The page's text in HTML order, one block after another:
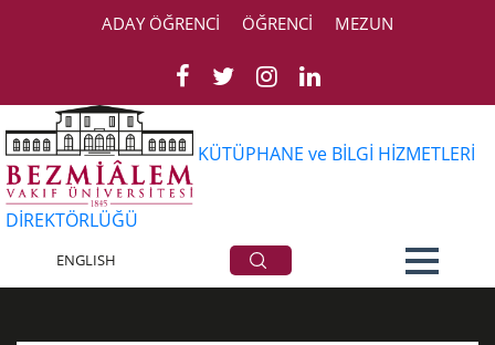
ADAY ÖĞRENCİ ÖĞRENCİ MEZUN
KÜTÜPHANE ve BİLGİ HİZMETLERİ
DİREKTÖRLÜĞÜ
ENGLISH